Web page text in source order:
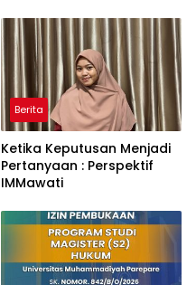
Ancaman Kleptokrasi
Berita
Ketika Keputusan Menjadi
Pertanyaan : Perspektif
IMMawati